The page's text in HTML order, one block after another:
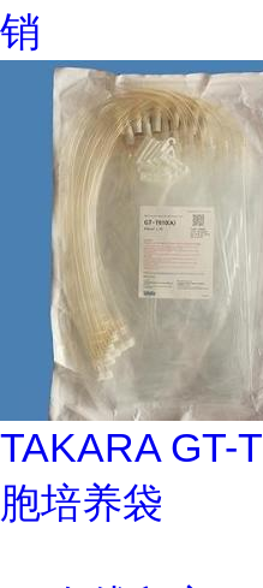
销
TAKARA GT-
胞培养袋